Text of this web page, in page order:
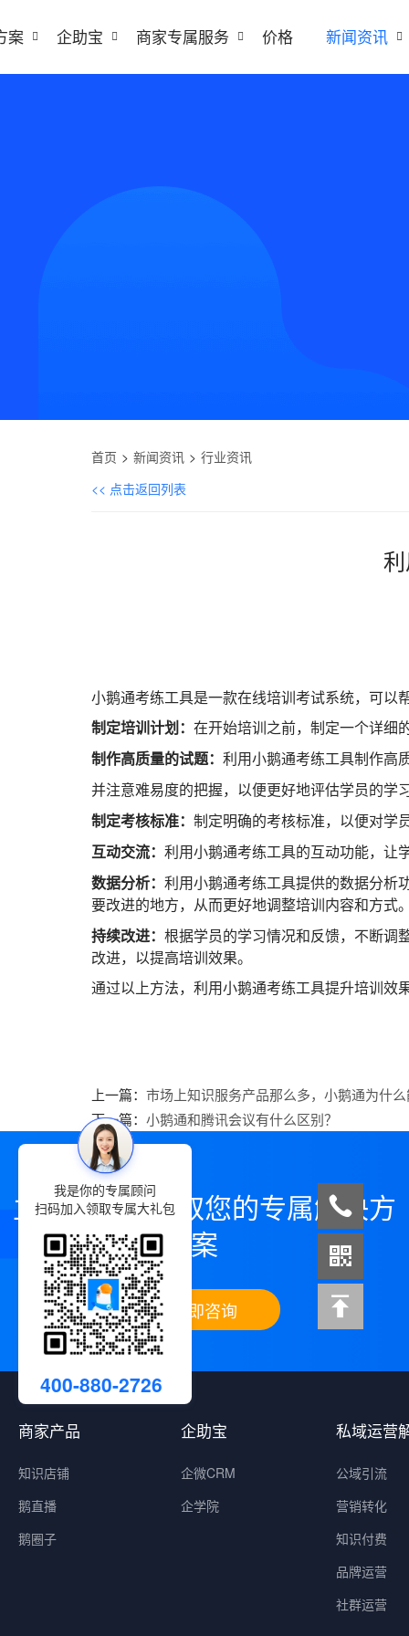
案 企助宝 商家专属服务 价格 新闻资讯
首页 新闻资讯
行业资讯
<< 点击返回列表
小鹅通考练工具是一款在线培训考试系统，可以
制定培训计划： 在开始培训之前，制定一个详细
制作高质量的试题： 利用小鹅通考练工具制作高
并注意难易度的把握，以便更好地评估学员的学
制定考核标准： 制定明确的考核标准，以便对学
互动交流： 利用小鹅通考练工具的互动功能，让
数据分析： 利用小鹅通考练工具提供的数据分析
要改进的地方，从而更好地调整培训内容和方式
持续改进： 根据学员的学习情况和反馈，不断调
改进，以提高培训效果。
通过以上方法，利用小鹅通考练工具提升培训效
上一篇： 市场上知识服务产品那么多，小鹅通为什
下一篇： 小鹅通和腾讯会议有什么区别？
立即咨询，领取您的专属解决方
案
立即咨询
商家产品
知识店铺
鹅直播
鹅圈子
企助宝
企微CRM
企学院
私域运营
公域引流
营销转化
知识付费
品牌运营
社群运营
我是你的专属顾问
扫码加入领取专属大礼包
400-880-2726